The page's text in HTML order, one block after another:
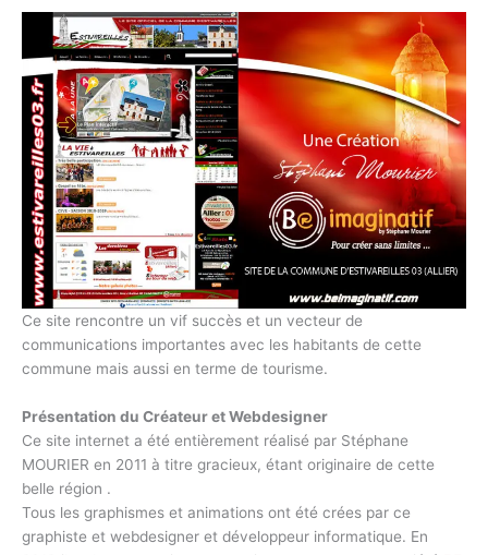
Ce site rencontre un vif succès et un vecteur de
communications importantes avec les habitants de cette
commune mais aussi en terme de tourisme.
Présentation du Créateur et Webdesigner
Ce site internet a été entièrement réalisé par Stéphane
MOURIER en 2011 à titre gracieux, étant originaire de cette
belle région .
Tous les graphismes et animations ont été crées par ce
graphiste et webdesigner et développeur informatique. En